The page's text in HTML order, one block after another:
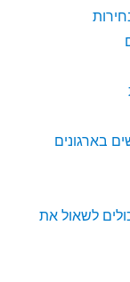
בארגונים
לשאול את